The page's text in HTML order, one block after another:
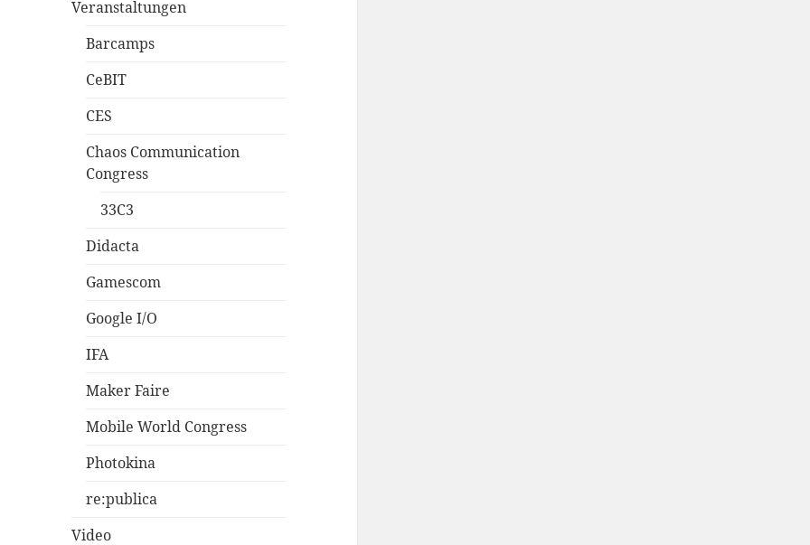
Veranstaltungen
Barcamps
CeBIT
CES
Chaos Communication
Congress
33C3
Didacta
Gamescom
Google I/O
IFA
Maker Faire
Mobile World Congress
Photokina
re:publica
Video